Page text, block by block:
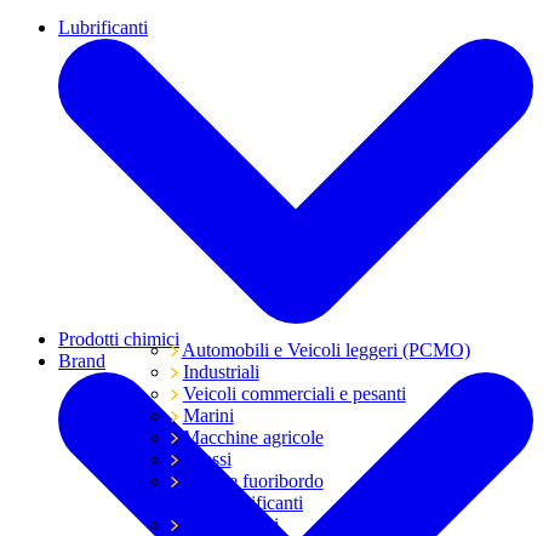
Lubrificanti
Automobili e Veicoli leggeri (PCMO)
Industriali
Veicoli commerciali e pesanti
Marini
Macchine agricole
Grassi
Moto e fuoribordo
Tutti i lubrificanti
Trasmissioni
Prodotti chimici
Brand